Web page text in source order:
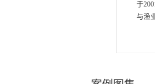
于
与渔